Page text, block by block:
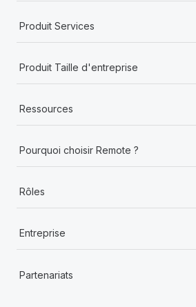
Produit Services
Produit Taille d'entreprise
Ressources
Pourquoi choisir Remote ?
Rôles
Entreprise
Partenariats